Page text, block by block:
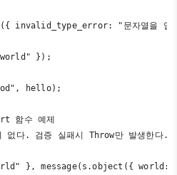
invalid_type_error: "문자열을 입
});
hello);
함수 예제
다. 검증 실패시 Throw만 발생한다.
}, message(s.object({